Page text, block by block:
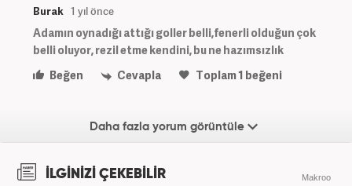
Burak 1 yıl önce
Adamın oynadığı attığı goller belli,fenerli olduğun çok
belli oluyor, rezil etme kendini, bu ne hazımsızlık
Beğen
Cevapla Toplam1 beğeni
Daha fazla yorum görüntüle
İLGİNİZİ ÇEKEBİLİR Makroo